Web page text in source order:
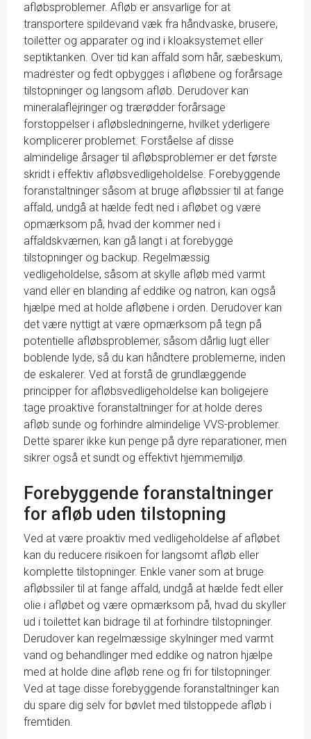
afløbsproblemer. Afløb er ansvarlige for at
transportere spildevand væk fra håndvaske, brusere,
toiletter og apparater og ind i kloaksystemet eller
septiktanken. Over tid kan affald som hår, sæbeskum,
madrester og fedt opbygges i afløbene og forårsage
tilstopninger og langsom afløb. Derudover kan
mineralaflejringer og trærødder forårsage
forstoppelser i afløbsledningerne, hvilket yderligere
komplicerer problemet. Forståelse af disse
almindelige årsager til afløbsproblemer er det første
skridt i effektiv afløbsvedligeholdelse. Forebyggende
foranstaltninger såsom at bruge afløbssier til at fange
affald, undgå at hælde fedt ned i afløbet og være
opmærksom på, hvad der kommer ned i
affaldskværnen, kan gå langt i at forebygge
tilstopninger og backup. Regelmæssig
vedligeholdelse, såsom at skylle afløb med varmt
vand eller en blanding af eddike og natron, kan også
hjælpe med at holde afløbene i orden. Derudover kan
det være nyttigt at være opmærksom på tegn på
potentielle afløbsproblemer, såsom dårlig lugt eller
boblende lyde, så du kan håndtere problemerne, inden
de eskalerer. Ved at forstå de grundlæggende
principper for afløbsvedligeholdelse kan boligejere
tage proaktive foranstaltninger for at holde deres
afløb sunde og forhindre almindelige VVS-problemer.
Dette sparer ikke kun penge på dyre reparationer, men
sikrer også et sundt og effektivt hjemmemiljø.
Forebyggende foranstaltninger
for afløb uden tilstopning
Ved at være proaktiv med vedligeholdelse af afløbet
kan du reducere risikoen for langsomt afløb eller
komplette tilstopninger. Enkle vaner som at bruge
afløbssiler til at fange affald, undgå at hælde fedt eller
olie i afløbet og være opmærksom på, hvad du skyller
ud i toilettet kan bidrage til at forhindre tilstopninger.
Derudover kan regelmæssige skylninger med varmt
vand og behandlinger med eddike og natron hjælpe
med at holde dine afløb rene og fri for tilstopninger.
Ved at tage disse forebyggende foranstaltninger kan
du spare dig selv for bøvlet med tilstoppede afløb i
fremtiden.